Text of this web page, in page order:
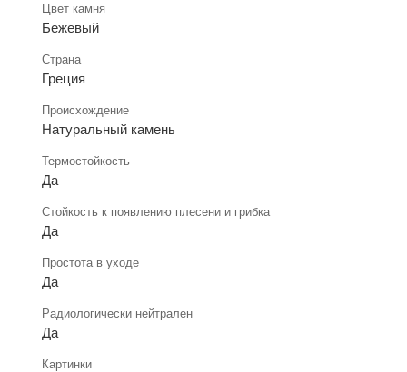
Цвет камня
Бежевый
Страна
Греция
Происхождение
Натуральный камень
Термостойкость
Да
Стойкость к появлению плесени и грибка
Да
Простота в уходе
Да
Радиологически нейтрален
Да
Картинки